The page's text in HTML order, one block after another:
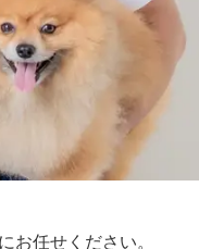
任せください。